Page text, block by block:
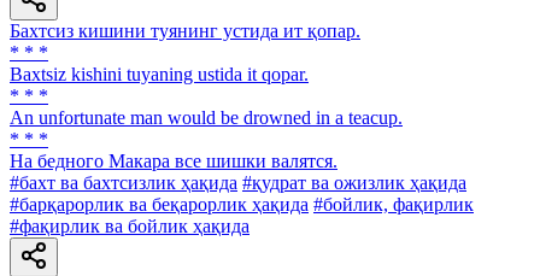
Бахтсиз кишини туянинг устида ит қопар.
* * *
Baxtsiz kishini tuyaning ustida it qopar.
* * *
An unfortunate man would be drowned in a teacup.
* * *
На бедного Макара все шишки валятся.
#бахт ва бахтсизлик ҳақида #қудрат ва ожизлик ҳақида
#барқарорлик ва беқарорлик ҳақида #бойлик, фақирлик
#фақирлик ва бойлик ҳақида